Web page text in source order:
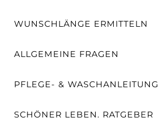
WUNSCHLÄNGE ERMITTELN
ALLGEMEINE FRAGEN
PFLEGE- & WASCHANLEITUNG
SCHÖNER LEBEN. RATGEBER